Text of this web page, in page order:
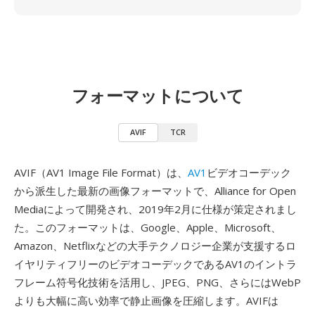
フォーマットについて
AVIF TCR
AVIF（AV1 Image File Format）は、 AV1 ビデオコーデック
から派生した最新の画像フォーマットで、Alliance for Open
Mediaによって開発され、2019年2月に仕様が策定されまし
た。このフォーマットは、Google、Apple、Microsoft、
Amazon、Netflixなどの大手テクノロジー企業が支援するロ
イヤリティフリーのビデオコーデックであるAV1のイントラ
フレーム符号化技術を活用し、JPEG、PNG、さらにはWebP
よりも大幅に高い効率で静止画像を圧縮します。AVIFは